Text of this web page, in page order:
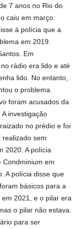
7 anos no Rio do
caiu em março
à polícia que a
em 2019.
Em
rádio era lido e até
lido. No entanto,
o problema.
foram acusados ​​da
investigação
no prédio e foi
sem
2020. A polícia
Condminium em
A polícia disse que
básicos para a
2021, e o pilar era
o pilar não estava.
para ser